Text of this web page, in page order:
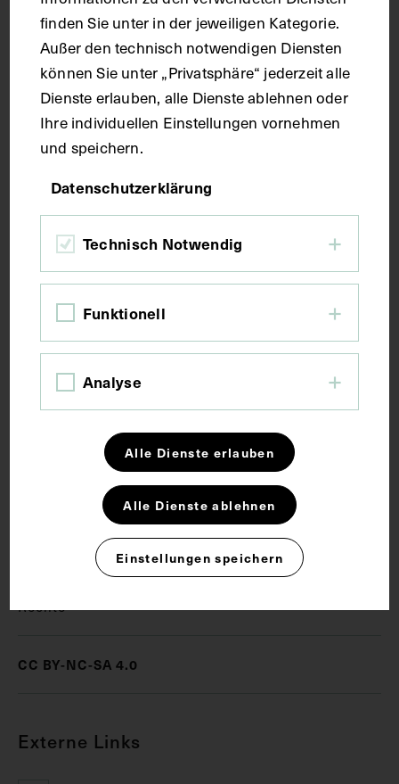
Maße
Bildmaß inkl. Untergrund 31,5 x 21,9 cm
Kurzbeschreibung
Der Kupferstich ist von Christian Romstet
angefertigt worden. Vorderseitig mit einem Stempel
des Instituts für Geschichte der Medizin, Wien,
versehen.
Schlagwörter
Allgemeinmedizin
Leibarzt
Naturwissenschaften
Polyhistor
Rechte
CC BY-NC-SA 4.0
Externe Links
finden Sie unter in der jeweiligen Kategorie.
Außer den technisch notwendigen Diensten
können Sie unter „Privatsphäre“ jederzeit alle
Dienste erlauben, alle Dienste ablehnen oder
Ihre individuellen Einstellungen vornehmen
und speichern.
Datenschutzerklärung
Technisch Notwendig
Funktionell
Analyse
Alle Dienste erlauben
Alle Dienste ablehnen
Einstellungen speichern